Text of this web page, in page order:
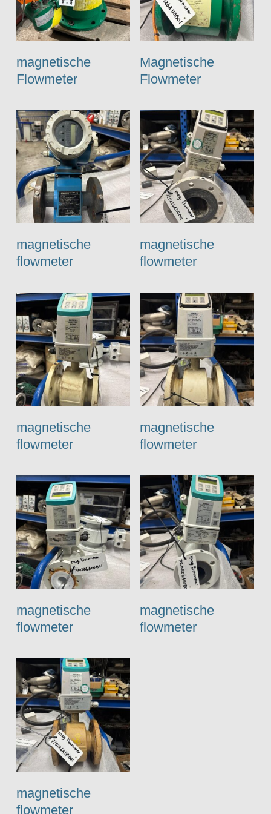
magnetische
Flowmeter
Magnetische
Flowmeter
magnetische
flowmeter
magnetische
flowmeter
magnetische
flowmeter
magnetische
flowmeter
magnetische
flowmeter
magnetische
flowmeter
magnetische
flowmeter